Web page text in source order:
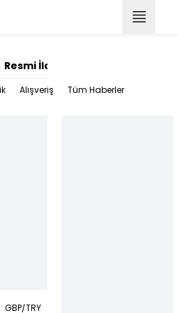
Resmi İlanlar
Alışveriş Tüm Haberler
GBP/TRY